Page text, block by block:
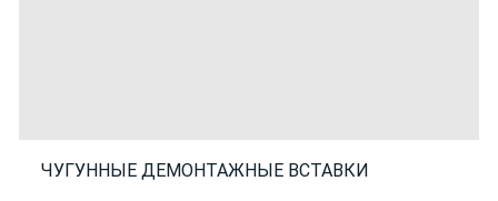
ЧУГУННЫЕ ДЕМОНТАЖНЫЕ ВСТАВКИ